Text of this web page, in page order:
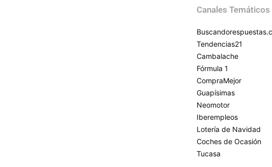
Canales Temáticos
Tendencias21
Cambalache
Fórmula 1
CompraMejor
Guapísimas
Neomotor
Iberempleos
Lotería de Navidad
Coches de Ocasión
Tucasa